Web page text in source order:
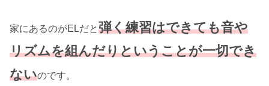
家にあるのがELだと弾く練習はできても音や
リズムを組んだりということが一切でき
ないのです。